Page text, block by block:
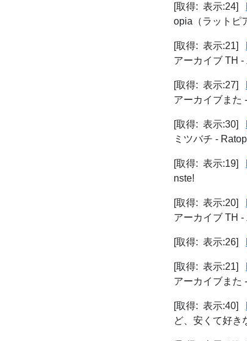
[取得: 表示:24]
opia（ラットピ
[取得: 表示:21]
アーカイブ TH
[取得: 表示:27]
アーカイブまた
[取得: 表示:30]
ミツバチ -
[取得: 表示:19]
nste!
[取得: 表示:20]
アーカイブ TH
[取得: 表示:26]
[取得: 表示:21]
アーカイブまた
[取得: 表示:40]
ど、安くて好き